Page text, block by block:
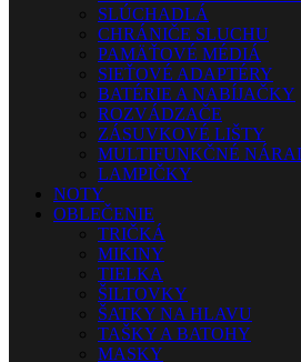
SLÚCHADLÁ
CHRÁNIČE SLUCHU
PAMÄŤOVÉ MÉDIÁ
SIEŤOVÉ ADAPTÉRY
BATÉRIE A NABÍJAČKY
ROZVÁDZAČE
ZÁSUVKOVÉ LIŠTY
MULTIFUNKČNÉ
LAMPIČKY
NOTY
OBLEČENIE
TRIČKÁ
MIKINY
TIELKA
ŠILTOVKY
ŠATKY NA HLAVU
TAŠKY A BATOHY
MASKY